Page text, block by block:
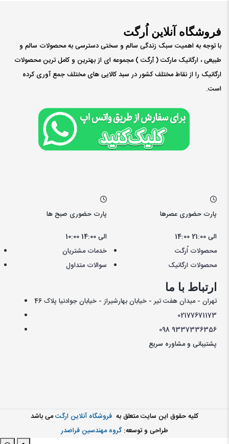
فروشگاه آنلاین اُرگت
با توجه به اهمیت سبک زندگی سالم و سختی دسترسی به محصولات سالم و
طبیعی ، ارگانیک مارکت ( ٱرگت ) مجموعه ای از بهترین و کامل ترین محصولات
ارگانیک را از نقاط مختلف کشور در سبد کالایی های مختلف جمع آوری کرده
است.
پارت حضوری صبح ها
10:00 الی 14:00
پارت حضوری عصرها
14:00 الی 21:00
خدمات مشتریان
سوالات متداول
محصولات اُرگت
محصولات ارگانیک
ارتباط با ما
تهران - میدان هفت تیر - خیابان بهارشیراز - خیابان جوادنیا پلاک 46
02177671173
0989337336356
پشتیبانی و مشاوره سریع
کليه حقوق اين سايت متعلق به فروشگاه آنلاین ارگتمی باشد
طراحی و توسعه: گروه مهندسین فراصدر